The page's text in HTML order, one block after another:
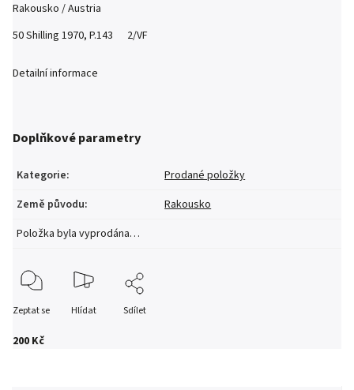
200 Kč
Rakousko / Austria
50 Shilling 1970, P.143 2/VF
Detailní informace
Doplňkové parametry
Kategorie:
Prodané položky
Země původu:
Rakousko
Položka byla vyprodána…
Zeptat se Hlídat Sdílet